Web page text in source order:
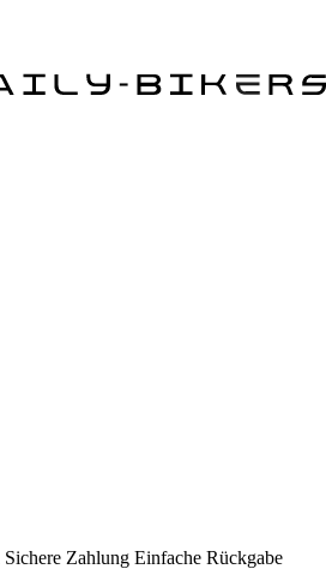
Sichere Zahlung Einfache Rückgabe